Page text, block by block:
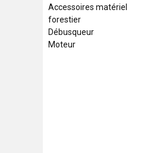
Accessoires matériel
forestier
Débusqueur
Moteur